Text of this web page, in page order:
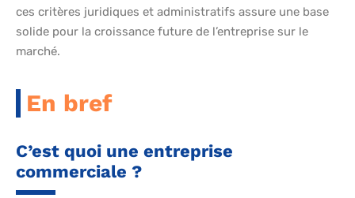
ces critères juridiques et administratifs assure une base
solide pour la croissance future de l’entreprise sur le
marché.
En bref
C’est quoi une entreprise
commerciale ?